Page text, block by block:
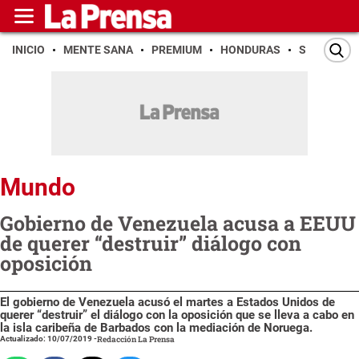
INICIO MENTE SANA PREMIUM HONDURAS SAN PEDRO
Mundo
Gobierno de Venezuela acusa a EEUU
de querer “destruir” diálogo con
oposición
El gobierno de Venezuela acusó el martes a Estados Unidos de
querer “destruir” el diálogo con la oposición que se lleva a cabo en
la isla caribeña de Barbados con la mediación de Noruega.
Actualizado: 10/07/2019-Redacción La Prensa